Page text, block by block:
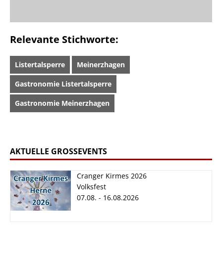
Relevante Stichworte:
Listertalsperre Meinerzhagen
Gastronomie Listertalsperre
Gastronomie Meinerzhagen
AKTUELLE GROSSEVENTS
Cranger Kirmes 2026
Volksfest
07.08. - 16.08.2026